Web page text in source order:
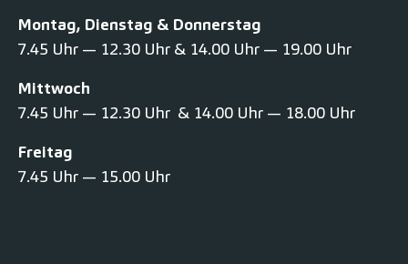
Montag, Dienstag & Donnerstag
7.45 Uhr — 12.30 Uhr & 14.00 Uhr — 19.00 Uhr
Mittwoch
7.45 Uhr — 12.30 Uhr & 14.00 Uhr — 18.00 Uhr
Freitag
7.45 Uhr — 15.00 Uhr